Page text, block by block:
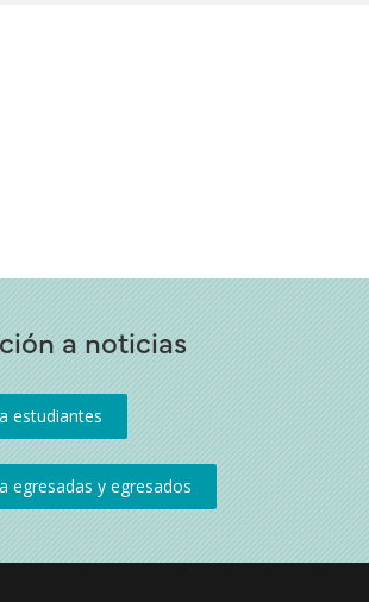
a noticias